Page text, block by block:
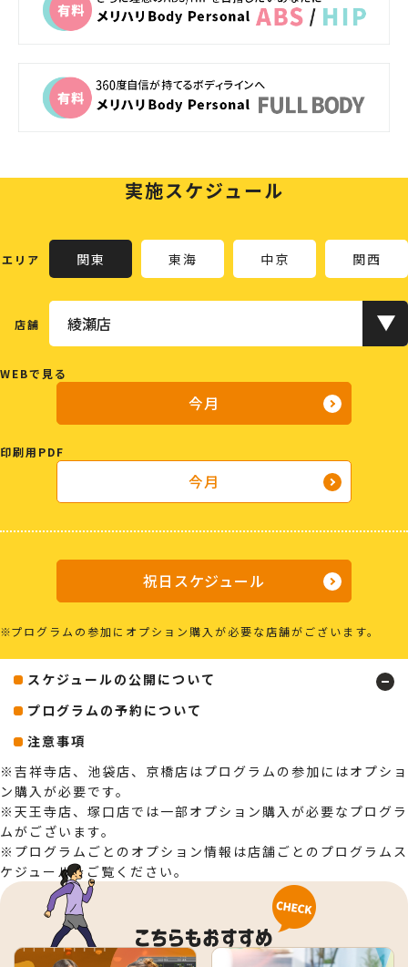
実施スケジュール
エリア 関東 東海 中京 関西
店舗
WEBで見る
今月
印刷用PDF
今月
祝日スケジュール
プログラムの参加にオプション購入が必要な店舗がございます。
スケジュールの公開について
プログラムの予約について
注意事項
※吉祥寺店、池袋店、京橋店はプログラムの参加にはオプショ
ン購入が必要です。
※天王寺店、塚口店では一部オプション購入が必要なプログラ
ムがございます。
※プログラムごとのオプション情報は店舗ごとのプログラムス
ケジュールをご覧ください。